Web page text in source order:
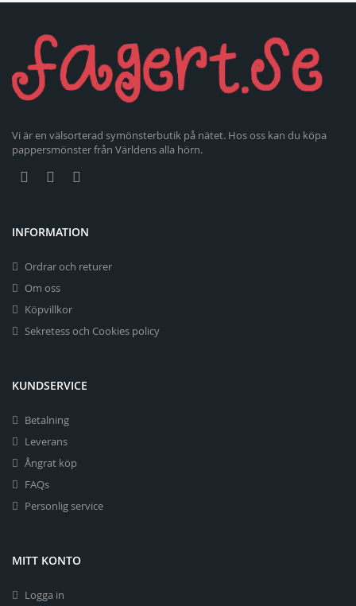
Vi är en välsorterad symönsterbutik på nätet. Hos oss kan du köpa
pappersmönster från Världens alla hörn.
INFORMATION
Ordrar och returer
Om oss
Köpvillkor
Sekretess och Cookies policy
KUNDSERVICE
Betalning
Leverans
Ångrat köp
FAQs
Personlig service
MITT KONTO
Logga in